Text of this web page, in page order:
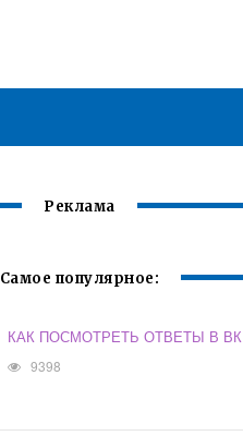
Реклама
Самое популярное:
КАК ПОСМОТРЕТЬ ОТВЕТЫ В ВК
9398